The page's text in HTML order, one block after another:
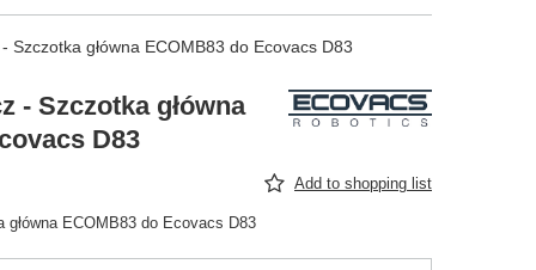
Szczotka główna ECOMB83 do Ecovacs D83
- Szczotka główna
D83
Add to shopping list
ECOMB83 do Ecovacs D83